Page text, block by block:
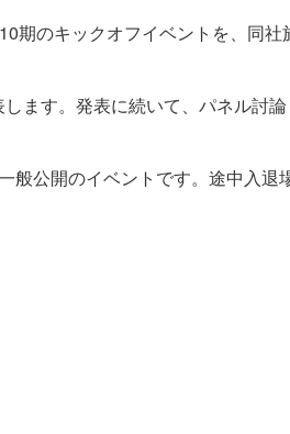
期のキックオフイベントを、同社
ます。発表に続いて、パネル討論
公開のイベントです。途中入退